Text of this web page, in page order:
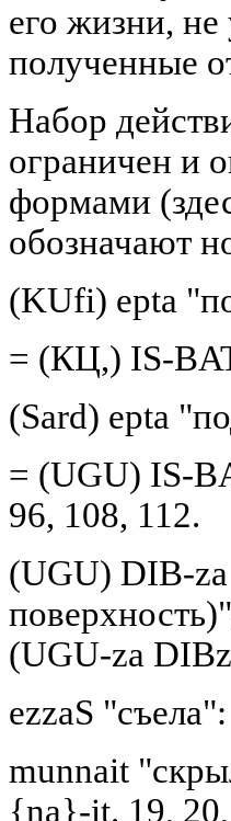
его жизни,
полученные
Набор
ограничен и
формами
обозначают
(KUfi) epta
= (КЦ,) IS-
(Sard) epta
= (UGU) IS-
96, 108, 112.
(UGU) DIB-za
(UGU-za
ezzaS
munnait
{na}-it. 19,